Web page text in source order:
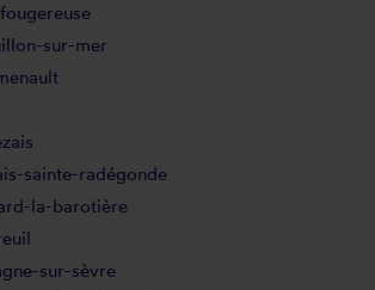
sur-mer
sainte-radégonde
la-barotière
sur-sèvre